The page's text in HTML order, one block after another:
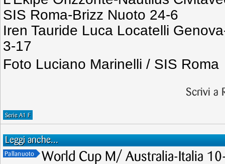
SIS Roma-Brizz Nuoto 24-6
Iren Tauride Luca Locatelli
3-17
Foto Luciano Marinelli / SIS Roma
Scrivi a
Serie A1 F
Leggi anche...
Pallanuoto World Cup M/ Australia-Italia